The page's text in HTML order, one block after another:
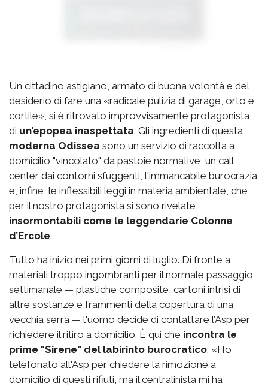
Un cittadino astigiano, armato di buona volontà e del
desiderio di fare una «radicale pulizia di garage, orto e
cortile», si è ritrovato improvvisamente protagonista
di un’epopea inaspettata. Gli ingredienti di questa
moderna Odissea sono un servizio di raccolta a
domicilio "vincolato" da pastoie normative, un call
center dai contorni sfuggenti, l'immancabile burocrazia
e, infine, le inflessibili leggi in materia ambientale, che
per il nostro protagonista si sono rivelate
insormontabili come le leggendarie Colonne
d’Ercole.
Tutto ha inizio nei primi giorni di luglio. Di fronte a
materiali troppo ingombranti per il normale passaggio
settimanale — plastiche composite, cartoni intrisi di
altre sostanze e frammenti della copertura di una
vecchia serra — l'uomo decide di contattare l’Asp per
richiedere il ritiro a domicilio. È qui che incontra le
prime "Sirene" del labirinto burocratico: «Ho
telefonato all'Asp per chiedere la rimozione a
domicilio di questi rifiuti, ma il centralinista mi ha